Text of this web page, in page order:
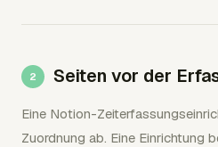
Seiten vor der
Eine Notion-
Zuordnung ab. Eine Einrichtung